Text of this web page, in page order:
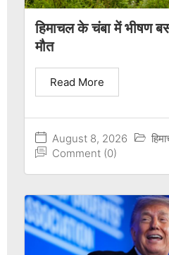
हिमाचल के चंबा में भीषण
मौत
August 8, 2026
Comment (0)
Read More